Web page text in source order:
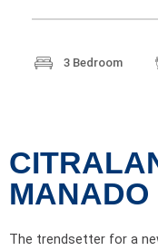
3 Bedroom
MANADO
The trendsetter for a